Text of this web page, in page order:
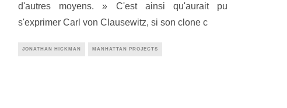
d'autres moyens. » C'est ainsi qu'aurait pu
s'exprimer Carl von Clausewitz, si son clone c
JONATHAN HICKMAN MANHATTAN PROJECTS